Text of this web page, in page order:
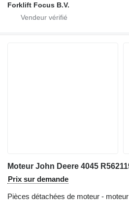
Forklift Focus B.V.
Prix sur demande
Pièces détachées de moteur - moteur